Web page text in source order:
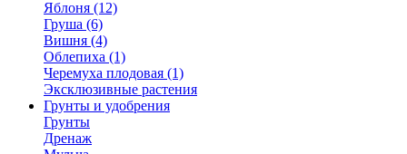
Яблоня (12)
Груша (6)
Вишня (4)
Облепиха (1)
Черемуха плодовая (1)
Эксклюзивные растения
Грунты и удобрения
Грунты
Дренаж